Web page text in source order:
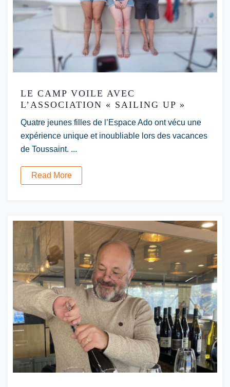
LE CAMP VOILE AVEC
L’ASSOCIATION « SAILING UP »
Quatre jeunes filles de l’Espace Ado ont vécu une
expérience unique et inoubliable lors des vacances
de Toussaint. ...
Read More